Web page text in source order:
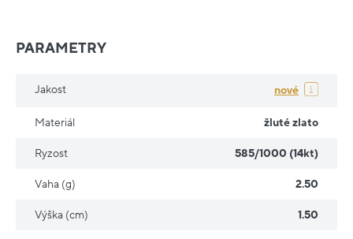
PARAMETRY
Jakost nové
Materiál žluté zlato
Ryzost 585/1000 (14kt)
Vaha (g) 2.50
Výška (cm) 1.50